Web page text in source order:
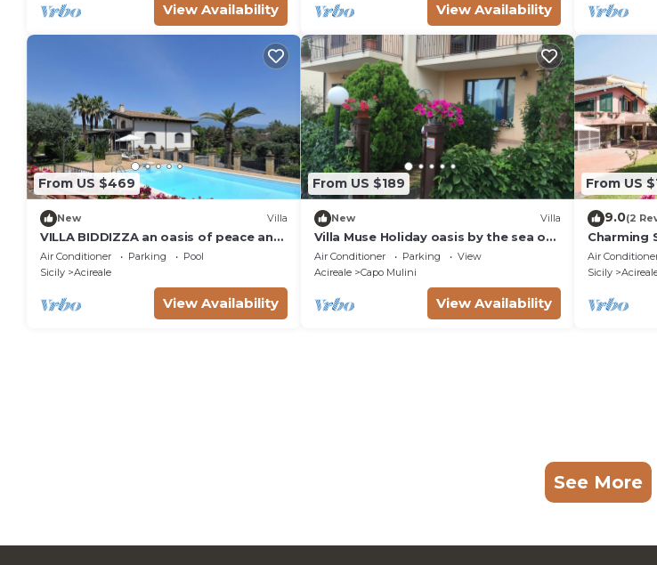
View Availability View Availability
From US $469
New Villa
VILLA BIDDIZZA an oasis of peace and
relaxation
Air Conditioner Parking
Pool
Sicily
Acireale
View Availability
From US $189
New Villa
Villa Muse Holiday oasis by the sea of
CapoMulini-Acireale Holiday Rental
Air Conditioner Parking
View
Acireale
Capo Mulini
View Availability
From US
9.0(2
Charming
Between
Sea.Free
Air
Sicily
See More